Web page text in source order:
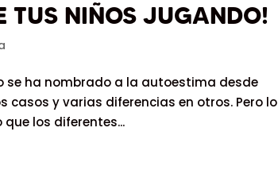
TUS NIÑOS JUGANDO!
se ha nombrado a la autoestima desde
y varias diferencias en otros. Pero lo
los diferentes...